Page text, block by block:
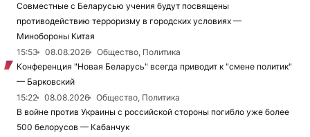
Совместные с Беларусью учения будут посвящены
противодействию терроризму в городских условиях —
Минобороны Китая
15:53
08.08.2026
Общество, Политика
Конференция "Новая Беларусь" всегда приводит к "смене политик"
— Барковский
15:22
08.08.2026
Общество, Политика
В войне против Украины с российской стороны погибло уже более
500 белорусов — Кабанчук